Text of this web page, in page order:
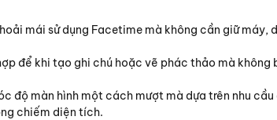
mái sử dụng Facetime mà không cần giữ máy,
để khi tạo ghi chú hoặc vẽ phác thảo mà
độ màn hình một cách mượt mà dựa trên nhu
chiếm diện tích.